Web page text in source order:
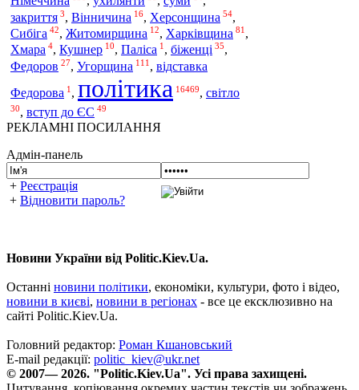
закриття 3, Вінничина 16, Херсонщина 54,
Сибіга 42, Житомирщина 12, Харківщина 81 ,
Хмара 4, Кушнер 10, Паліса 1 , біженці 35,
Федоров 27, Угорщина 111 , відставка
Федорова 1 , політика 16469, світло
30, вступ до ЄС 49
РЕКЛАМНІ ПОСИЛАННЯ
Адмін-панель
+ Реєстрація
+ Відновити пароль?
Новини України від Politic.Kiev.Ua.
Останні новини політики, економіки, культури, фото і відео,
новини в києві, новини в регіонах - все це ексклюзивно на
сайті Politic.Kiev.Ua.
Головний редактор: Роман Кшановський
E-mail редакції: politic_kiev@ukr.net
© 2007— 2026. "Politic.Kiev.Ua". Усі права захищені.